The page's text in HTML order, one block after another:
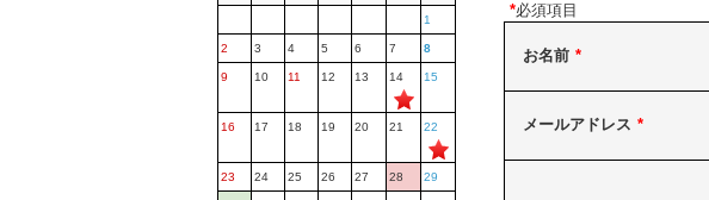
1
2 3 4 5 6 7 8
9 10 11 12 13 14 15
16 17 18 19 20 21 22
23 24 25 26 27 28 29
*必須項目
お名前 *
メールアドレス *